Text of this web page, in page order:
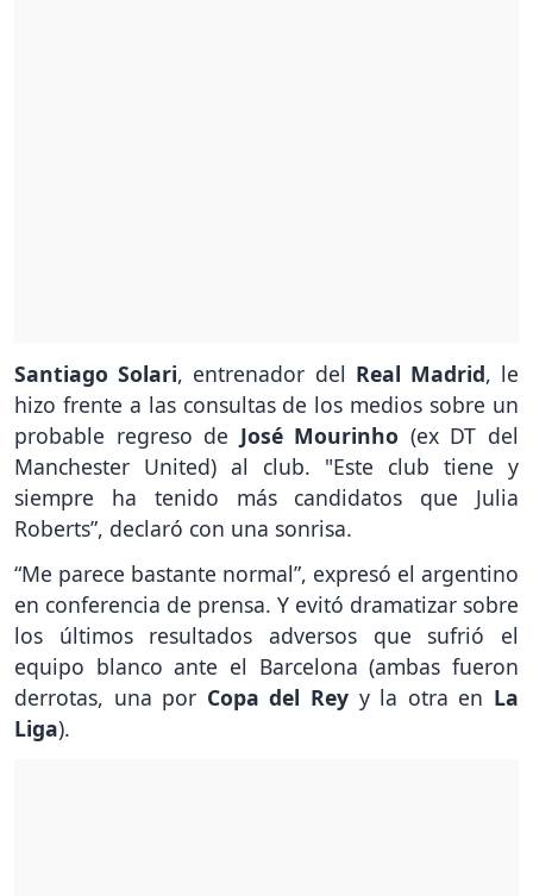
Santiago Solari, entrenador del Real Madrid, le
hizo frente a las consultas de los medios sobre un
probable regreso de José Mourinho (ex DT del
Manchester United) al club. "Este club tiene y
siempre ha tenido más candidatos que Julia
Roberts”, declaró con una sonrisa.
“Me parece bastante normal”, expresó el argentino
en conferencia de prensa. Y evitó dramatizar sobre
los últimos resultados adversos que sufrió el
equipo blanco ante el Barcelona (ambas fueron
derrotas, una por Copa del Rey y la otra en La
Liga).